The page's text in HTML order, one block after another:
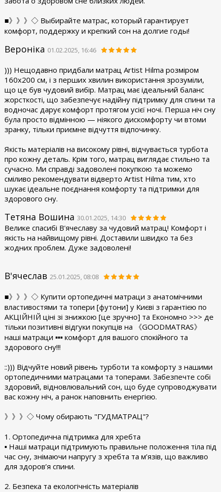
■》》》◇ Выбирайте матрас, который гарантирует
комфорт, поддержку и крепкий сон на долгие годы!
Вероніка 01.02.2025, 16:46
))) Нещодавно придбали матрац Artist Hilma розміром
160x200 см, і з перших хвилин використання зрозуміли,
що це був чудовий вибір. Матрац має ідеальний баланс
жорсткості, що забезпечує надійну підтримку для спини та
водночас дарує комфорт протягом усієї ночі. Перша ніч сну
була просто відмінною — ніякого дискомфорту чи втоми
зранку, тільки приємне відчуття відпочинку.
Якість матеріалів на високому рівні, відчувається турбота
про кожну деталь. Крім того, матрац виглядає стильно та
сучасно. Ми справді задоволені покупкою та можемо
сміливо рекомендувати відверто Artist Hilma тим, хто
шукає ідеальне поєднання комфорту та підтримки для
здорового сну.
Тетяна Вошина 30.01.2025, 14:30
Велике спасибі В'ячеславу за чудовий матрац! Комфорт і
якість на найвищому рівні. Доставили швидко та без
жодних проблем. Дуже задоволені!
В'ячеслав 25.01.2025, 08:08
■》》》◇ Купити ортопедичні матраци з анатомічними
властивостями та топери [футони] у Києві з гарантією по
АКЦІЙНІЙ ціні зі знижкою [це зручно] та Економно >>> де
тільки позитивні відгуки покупців на 《GOODMATRAS》
наші матраци ▪︎▪︎▪︎ комфорт для вашого спокійного та
здорового сну!!!
::))) Відчуйте новий рівень турботи та комфорту з нашими
ортопедичними матрацами та топерами. Забезпечте собі
здоровий, відновлювальний сон, що буде супроводжувати
вас кожну ніч, а ранок наповнить енергією.
》》》◇ Чому обирають "ГУДМАТРАЦ"?
1. Ортопедична підтримка для хребта
▪︎ Наші матраци підтримують правильне положення тіла під
час сну, знімаючи напругу з хребта та м’язів, що важливо
для здоров’я спини.
2. Безпека та екологічність матеріалів